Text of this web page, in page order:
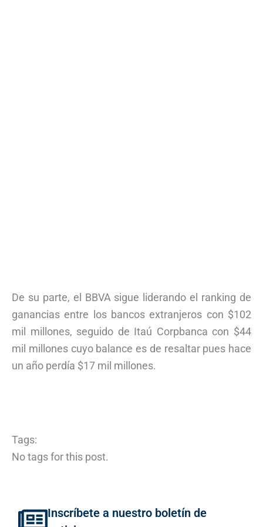
De su parte, el BBVA sigue liderando el ranking de
ganancias entre los bancos extranjeros con $102
mil millones, seguido de Itaú Corpbanca con $44
mil millones cuyo balance es de resaltar pues hace
un año perdía $17 mil millones.
Tags:
No tags for this post.
Inscríbete a nuestro boletín de